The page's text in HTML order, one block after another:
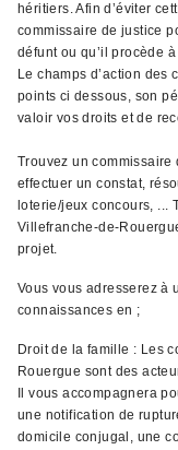
héritiers. Afin d’éviter
commissaire de justice
défunt ou qu’il procède
Le champs d’action des
points ci dessous, son
valoir vos droits et de
Trouvez un
effectuer un constat,
loterie/jeux concours, ...
Villefranche-de-
projet.
Vous vous adresserez à
connaissances en ;
Droit de la famille : Les
Rouergue sont des
Il vous accompagnera
une notification de
domicile conjugal, une